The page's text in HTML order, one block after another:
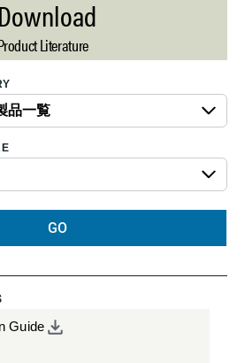
Download
Literature
GO
Guide